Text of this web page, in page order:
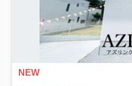
NEW